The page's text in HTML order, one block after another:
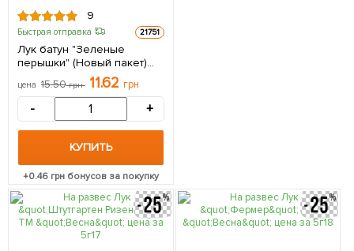
9
Быстрая отправка 21751
Лук батун "Зеленые
перышки" (Новый пакет)
ТМ "Весна" 0.5г
цена 15.50грн 11.62 грн
- +
КУПИТЬ
+0.46 грн бонусов за покупку